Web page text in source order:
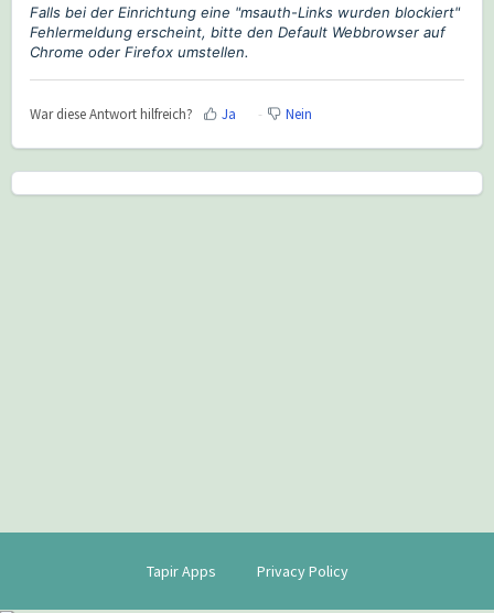
Falls bei der Einrichtung eine "msauth-Links wurden blockiert"
Fehlermeldung erscheint, bitte den Default Webbrowser auf
Chrome oder Firefox umstellen.
War diese Antwort hilfreich? Ja Nein
Tapir Apps Privacy Policy